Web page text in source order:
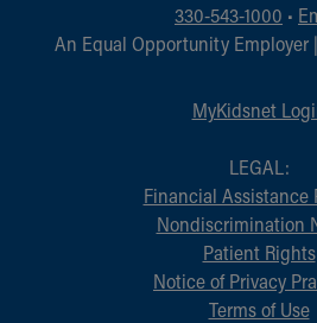
330-543-1000 •
An Equal Opportunity Employer |
MyKidsnet
LEGAL:
Financial Assistance
Nondiscrimination
Patient Rights
Notice of Privacy
Terms of Use